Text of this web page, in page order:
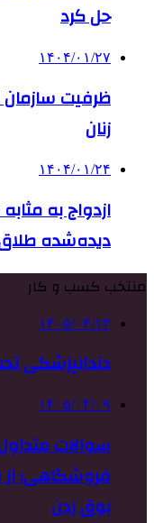
حل کرد
۱۴۰۴/۰۱/۲۷
ظرفیت سازمان
زنان
۱۴۰۴/۰۱/۲۴
ازدواج به
دیده‌شده طلاق
منتخب کسب و کار
۱۴۰۵/۰۴/۱۳
دندانپزشکی
۱۴۰۵/۰۴/۰۹
سوالات
فروشگاهی؛
بوق زدن